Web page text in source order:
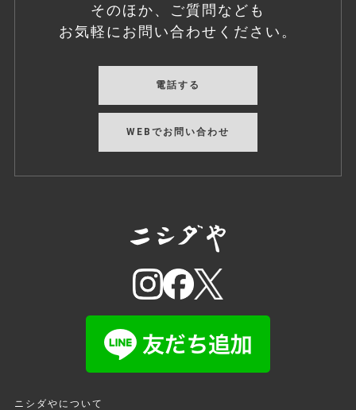
そのほか、ご質問なども
お気軽にお問い合わせください。
電話する
WEBでお問い合わせ
ニシダやについて